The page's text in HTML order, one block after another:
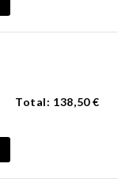
Total: 138,50 €